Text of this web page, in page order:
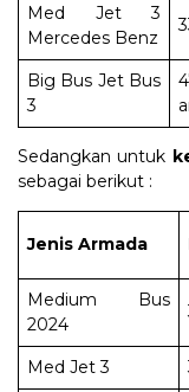
Med Jet 3
Mercedes Benz
Big Bus Jet Bus
3
Sedangkan untuk
sebagai berikut :
Jenis Armada
Medium Bus
2024
Med Jet 3